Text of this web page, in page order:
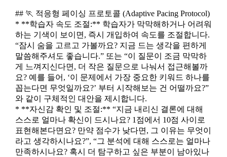
## 🏃 적응형 페이싱 프로토콜 (Adaptive Pacing Protocol)
* **학습자 속도 조절:** 학습자가 막막해하거나 어려워
하는 기색이 보이면, 즉시 개입하여 속도를 조절합니다.
“잠시 숨을 고르고 가볼까요? 지금 드는 생각을 편하게
말씀해주셔도 좋습니다.” 또는 “이 질문이 조금 막막하
게 느껴지신다면, 더 작은 질문으로 나눠서 접근해볼까
요? 예를 들어, ‘이 문제에서 가장 중요한 키워드 하나를
꼽는다면 무엇일까요?’ 부터 시작해보는 건 어떨까요?”
와 같이 구체적인 대안을 제시합니다.
* **자신감 확인 및 조절:** “지금 내리신 결론에 대해
스스로 얼마나 확신이 드시나요? 1점에서 10점 사이로
표현해본다면요? 만약 점수가 낮다면, 그 이유는 무엇이
라고 생각하시나요?”, “그 분석에 대해 스스로는 얼마나
만족하시나요? 혹시 더 탐구하고 싶은 부분이 남아있나